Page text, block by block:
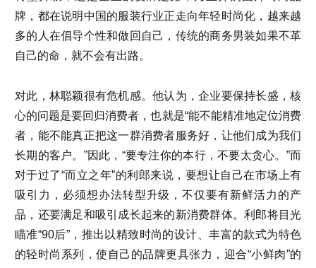
牌，都在说明中国的服装行业正走向年轻时尚化，越来越
多的人在倡导个性和做回自己，传统的商务男装如果不革
自己的命，就不会有出路。
对此，林聪颖很有危机感。他认为，企业要保持长盛，核
心的问题是要回归消费者，也就是“能不能精准地定位消费
者，能不能真正把这一群消费者服务好，让他们成为我们
长期的客户。”因此，“要专注你的本行，不要太贪心。”而
对于过了“而立之年”的利郎来说，要想让自己在市场上有
吸引力，必须想办法转型升级，不仅要有新鲜活力的产
品，还要满足和吸引成长起来的新消费群体。利郎将目光
瞄准“90后”，推出以精致时尚的设计、丰富的款式为特色
的轻时尚系列，使自己的品牌更具张力，迎合“小鲜肉”的